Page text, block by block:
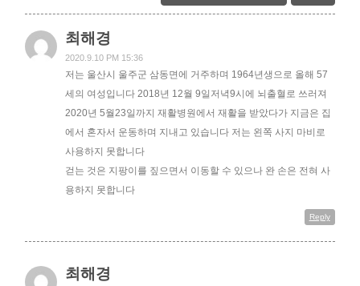
최해경
2020.9.10 PM 15:36
저는 울산시 울주군 삼동면에 거주하며 1964년생으로 올해 57
세의 여성입니다 2018년 12월 9일저녁9시에 뇌출혈로 쓰러져
2020년 5월23일까지 재활병원에서 재활을 받았다가 지금은 집
에서 혼자서 운동하며 지내고 있습니다 저는 왼쪽 사지 마비로
사용하지 못합니다
걷는 것은 지팡이를 짚으면서 이동할 수 있으나 완 손은 전혀 사
용하지 못합니다
Reply
최해경